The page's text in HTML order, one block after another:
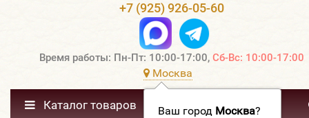
+7 (925) 926-05-60
Время работы: Пн-Пт: 10:00-17:00, Сб-Вс: 10:00-17:00
Москва
Ваш город Москва?
Каталог товаров